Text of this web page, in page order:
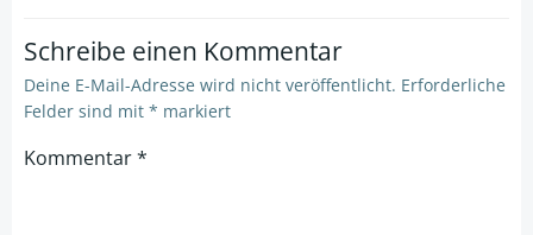
Schreibe einen Kommentar
Deine E-Mail-Adresse wird nicht veröffentlicht. Erforderliche
Felder sind mit * markiert
Kommentar*